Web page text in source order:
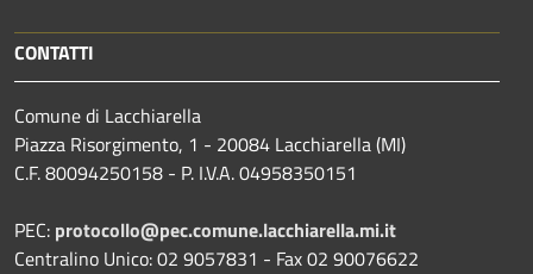
CONTATTI
Comune di Lacchiarella
Piazza Risorgimento, 1 - 20084 Lacchiarella (MI)
C.F. 80094250158 - P. I.V.A. 04958350151
PEC: protocollo@pec.comune.lacchiarella.mi.it
Centralino Unico: 02 9057831 - Fax 02 90076622